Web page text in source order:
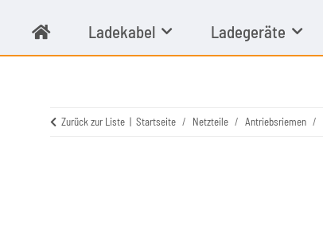
Ladekabel Ladegeräte
Zurück zur Liste Startseite Netzteile Antriebsriemen